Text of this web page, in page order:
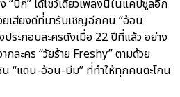
“บิ๊ก” ได้โชว์เดี่ยวเพลงนี้ในแคปซูลอีก
ยเสียงดีที่มารับเชิญอีกคน “อ้อน
ระกอบละครดังเมื่อ 22 ปีที่แล้ว อย่าง
ากละคร “วัยร้าย Freshy” ตามด้วย
น “แดน-อ้อน-บีม” ที่ทำให้ทุกคนตะโกน